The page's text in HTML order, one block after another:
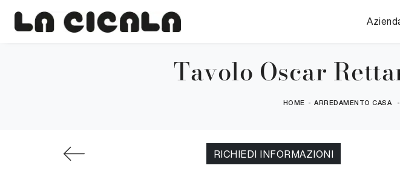
Tavolo Oscar
HOME - ARREDAMENTO CASA -
RICHIEDI INFORMAZIONI